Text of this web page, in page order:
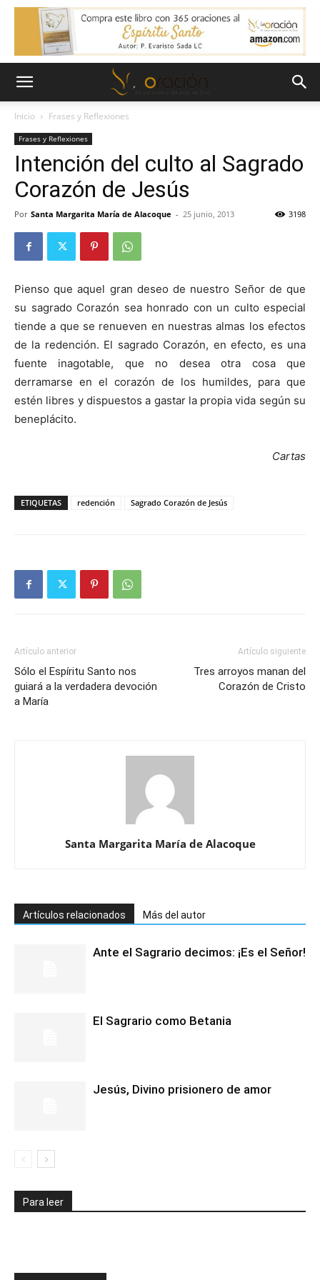
Inicio Frases y Reflexiones
Frases y Reflexiones
Intención del culto al Sagrado
Corazón de Jesús
Por Santa Margarita María de Alacoque - 25 junio, 2013 3198
Pienso que aquel gran deseo de nuestro Señor de que
su sagrado Corazón sea honrado con un culto especial
tiende a que se renueven en nuestras almas los efectos
de la redención. El sagrado Corazón, en efecto, es una
fuente inagotable, que no desea otra cosa que
derramarse en el corazón de los humildes, para que
estén libres y dispuestos a gastar la propia vida según su
beneplácito.
Cartas
ETIQUETAS redención Sagrado Corazón de Jesús
Artículo anterior
Sólo el Espíritu Santo nos
guiará a la verdadera devoción
a María
Artículo siguiente
Tres arroyos manan del
Corazón de Cristo
Santa Margarita María de Alacoque
Artículos relacionados Más del autor
Ante el Sagrario decimos: ¡Es el Señor!
El Sagrario como Betania
Jesús, Divino prisionero de amor
Para leer